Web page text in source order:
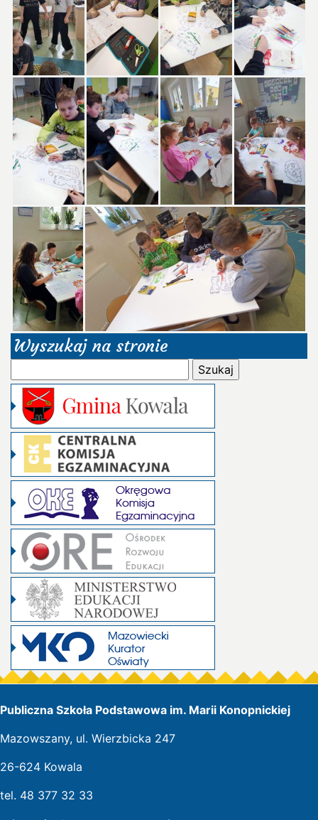
Wyszukaj na stronie
Publiczna Szkoła Podstawowa im. Marii Konopnickiej
Mazowszany, ul. Wierzbicka 247
26-624 Kowala
tel. 48 377 32 33